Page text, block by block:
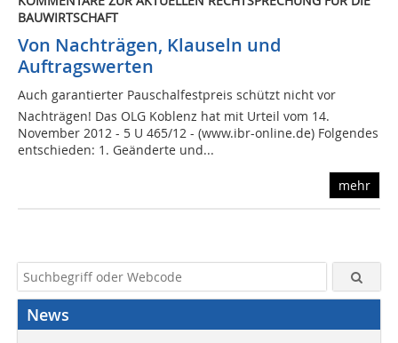
BAUWIRTSCHAFT
Von Nachträgen, Klauseln und
Auftragswerten
Auch garantierter Pauschalfestpreis schützt nicht vor
Nachträgen! Das OLG Koblenz hat mit Urteil vom 14.
November 2012 - 5 U 465/12 - (www.ibr-online.de) Folgendes
entschieden: 1. Geänderte und...
mehr
News